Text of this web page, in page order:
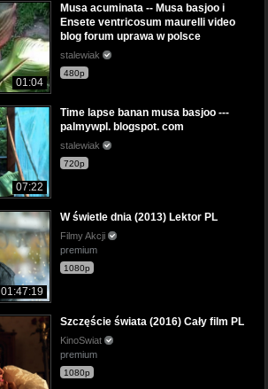
01:04
Musa acuminata -- Musa basjoo i
Ensete ventricosum maurelli video
blog forum uprawa w polsce
stalewiak
480p
07:22
Time lapse banan musa basjoo ---
palmywpl. blogspot. com
stalewiak
720p
01:47:19
W świetle dnia (2013) Lektor PL
Filmy Akcji
premium
1080p
Szczęście świata (2016) Cały film PL
KinoSwiat
premium
1080p